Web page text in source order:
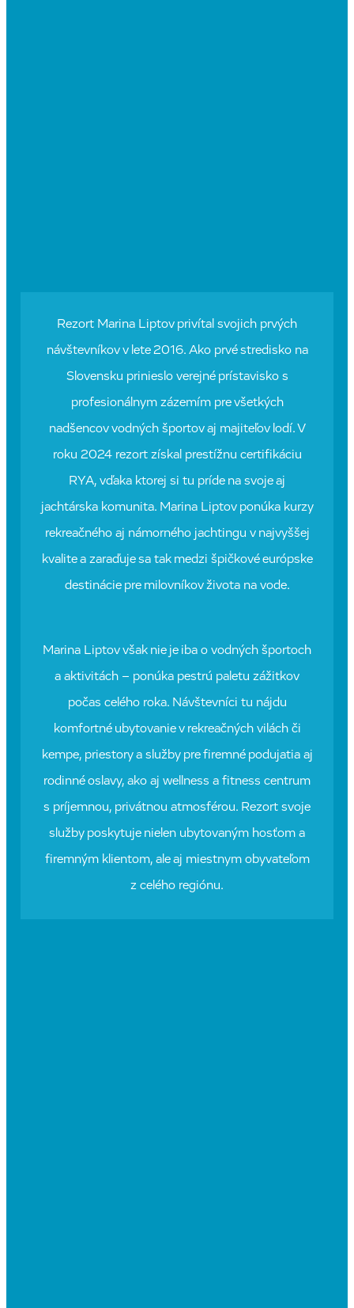
Rezort Marina Liptov privítal svojich prvých
návštevníkov v lete 2016. Ako prvé stredisko na
Slovensku prinieslo verejné prístavisko s
profesionálnym zázemím pre všetkých
nadšencov vodných športov aj majiteľov lodí. V
roku 2024 rezort získal prestížnu certifikáciu
RYA, vďaka ktorej si tu príde na svoje aj
jachtárska komunita. Marina Liptov ponúka kurzy
rekreačného aj námorného jachtingu v najvyššej
kvalite a zaraďuje sa tak medzi špičkové európske
destinácie pre milovníkov života na vode.
Marina Liptov však nie je iba o vodných športoch
a aktivitách – ponúka pestrú paletu zážitkov
počas celého roka. Návštevníci tu nájdu
komfortné ubytovanie v rekreačných vilách či
kempe, priestory a služby pre firemné podujatia aj
rodinné oslavy, ako aj wellness a fitness centrum
s príjemnou, privátnou atmosférou. Rezort svoje
služby poskytuje nielen ubytovaným hosťom a
firemným klientom, ale aj miestnym obyvateľom
z celého regiónu.